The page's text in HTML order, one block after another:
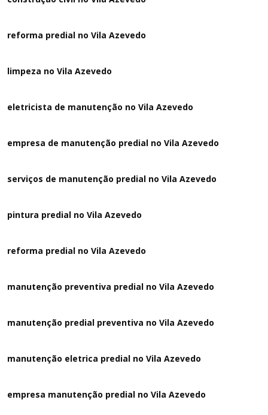
reforma predial no Vila Azevedo
limpeza no Vila Azevedo
eletricista de manutenção no Vila Azevedo
empresa de manutenção predial no Vila Azevedo
serviços de manutenção predial no Vila Azevedo
pintura predial no Vila Azevedo
reforma predial no Vila Azevedo
manutenção preventiva predial no Vila Azevedo
manutenção predial preventiva no Vila Azevedo
manutenção eletrica predial no Vila Azevedo
empresa manutenção predial no Vila Azevedo